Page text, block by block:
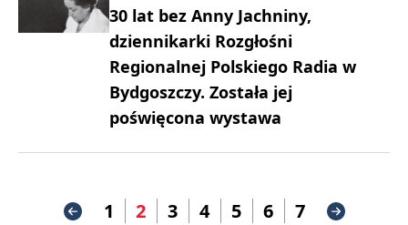
30 lat bez Anny Jachniny,
dziennikarki Rozgłośni
Regionalnej Polskiego Radia w
Bydgoszczy. Została jej
poświęcona wystawa
1 2 3 4 5 6 7